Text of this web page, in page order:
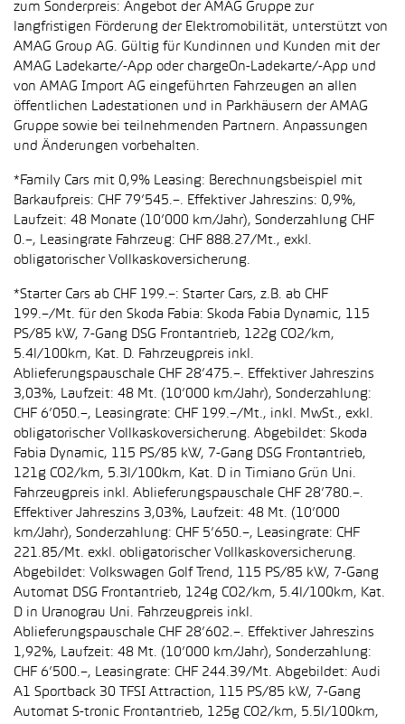
zum Sonderpreis: Angebot der AMAG Gruppe zur
langfristigen Förderung der Elektromobilität, unterstützt von
AMAG Group AG. Gültig für Kundinnen und Kunden mit der
AMAG Ladekarte/-App oder chargeOn-Ladekarte/-App und
von AMAG Import AG eingeführten Fahrzeugen an allen
öffentlichen Ladestationen und in Parkhäusern der AMAG
Gruppe sowie bei teilnehmenden Partnern. Anpassungen
und Änderungen vorbehalten.
*Family Cars mit 0,9% Leasing: Berechnungsbeispiel mit
Barkaufpreis: CHF 79’545.–. Effektiver Jahreszins: 0,9%,
Laufzeit: 48 Monate (10’000 km/Jahr), Sonderzahlung CHF
0.–, Leasingrate Fahrzeug: CHF 888.27/Mt., exkl.
obligatorischer Vollkaskoversicherung.
*Starter Cars ab CHF 199.–: Starter Cars, z.B. ab CHF
199.–/Mt. für den Skoda Fabia: Skoda Fabia Dynamic, 115
PS/85 kW, 7-Gang DSG Frontantrieb, 122g CO2/km,
5.4l/100km, Kat. D. Fahrzeugpreis inkl.
Ablieferungspauschale CHF 28’475.–. Effektiver Jahreszins
3,03%, Laufzeit: 48 Mt. (10’000 km/Jahr), Sonderzahlung:
CHF 6’050.–, Leasingrate: CHF 199.–/Mt., inkl. MwSt., exkl.
obligatorischer Vollkaskoversicherung. Abgebildet: Skoda
Fabia Dynamic, 115 PS/85 kW, 7-Gang DSG Frontantrieb,
121g CO2/km, 5.3l/100km, Kat. D in Timiano Grün Uni.
Fahrzeugpreis inkl. Ablieferungspauschale CHF 28’780.–.
Effektiver Jahreszins 3,03%, Laufzeit: 48 Mt. (10’000
km/Jahr), Sonderzahlung: CHF 5’650.–, Leasingrate: CHF
221.85/Mt. exkl. obligatorischer Vollkaskoversicherung.
Abgebildet: Volkswagen Golf Trend, 115 PS/85 kW, 7-Gang
Automat DSG Frontantrieb, 124g CO2/km, 5.4l/100km, Kat.
D in Uranograu Uni. Fahrzeugpreis inkl.
Ablieferungspauschale CHF 28’602.–. Effektiver Jahreszins
1,92%, Laufzeit: 48 Mt. (10’000 km/Jahr), Sonderzahlung:
CHF 6’500.–, Leasingrate: CHF 244.39/Mt. Abgebildet: Audi
A1 Sportback 30 TFSI Attraction, 115 PS/85 kW, 7-Gang
Automat S-tronic Frontantrieb, 125g CO2/km, 5.5l/100km,